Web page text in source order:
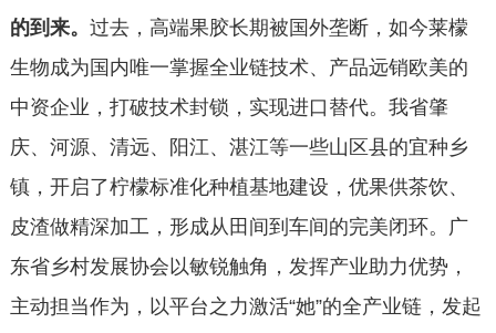
的到来。 过去，高端果胶长期被国外垄断，如今莱檬
生物成为国内唯一掌握全业链技术、产品远销欧美的
中资企业，打破技术封锁，实现进口替代。我省肇
庆、河源、清远、阳江、湛江等一些山区县的宜种乡
镇，开启了柠檬标准化种植基地建设，优果供茶饮、
皮渣做精深加工，形成从田间到车间的完美闭环。广
东省乡村发展协会以敏锐触角，发挥产业助力优势，
主动担当作为，以平台之力激活“她”的全产业链，发起